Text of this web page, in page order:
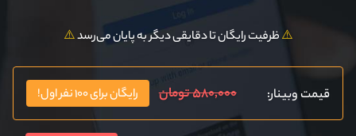
⚠️ظرفیت رایگان تا دقایقی دیگر به پایان می‌رسد⚠️
قیمت وبینار: ۵۸۰,۰۰۰ تومان رایگان برای ۱۰۰ نفر اول!